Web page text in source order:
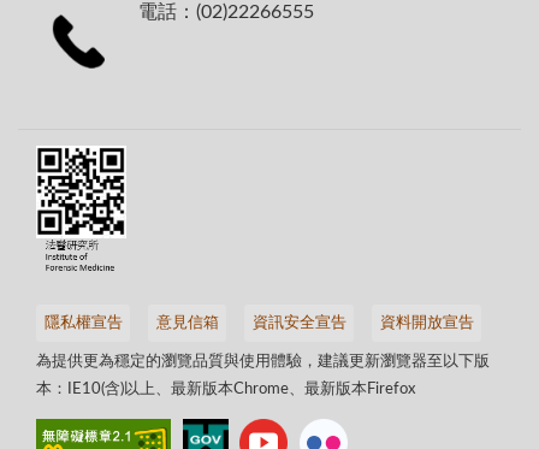
電話：(02)22266555
隱私權宣告 意見信箱 資訊安全宣告 資料開放宣告
為提供更為穩定的瀏覽品質與使用體驗，建議更新瀏覽器至以下版
本：IE10(含)以上、最新版本Chrome、最新版本Firefox